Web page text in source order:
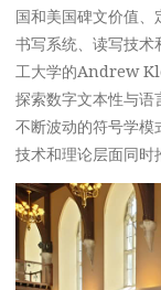
国和美国碑文价值
书写系统、读写技术
工大学的Andrew
探索数字文本性与语
不断波动的符号学模
技术和理论层面同时